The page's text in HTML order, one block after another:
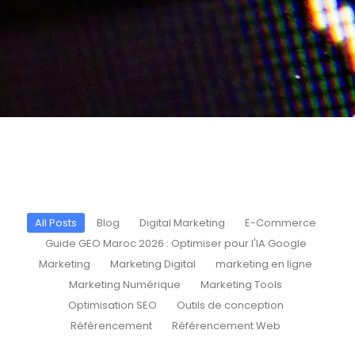
All Posts Blog Digital Marketing
E-Commerce
Guide GEO Maroc 2026 : Optimiser pour l'IA Google
Marketing
Marketing Digital
marketing en ligne
Marketing Numérique
Marketing Tools
Optimisation SEO
Outils de conception
Référencement
Référencement Web